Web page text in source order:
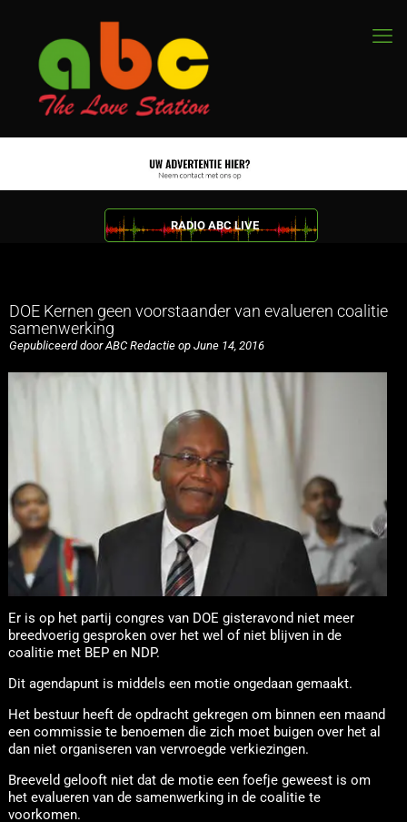
RADIO ABC LIVE
DOE Kernen geen voorstaander van evalueren coalitie
samenwerking
Gepubliceerd door ABC Redactie op June 14, 2016
Er is op het partij congres van DOE gisteravond niet meer
breedvoerig gesproken over het wel of niet blijven in de
coalitie met BEP en NDP.
Dit agendapunt is middels een motie ongedaan gemaakt.
Het bestuur heeft de opdracht gekregen om binnen een maand
een commissie te benoemen die zich moet buigen over het al
dan niet organiseren van vervroegde verkiezingen.
Breeveld gelooft niet dat de motie een foefje geweest is om
het evalueren van de samenwerking in de coalitie te
voorkomen.